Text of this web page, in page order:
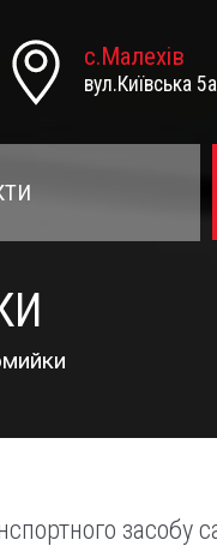
с.Малехів
вул.Київська 5а
засобу